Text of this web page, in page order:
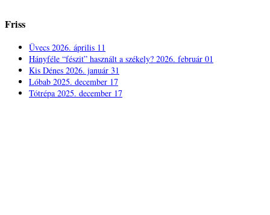
Friss
Üvecs 2026. április 11
Hányféle “fészit” használt a székely? 2026. február 01
Kis Dénes 2026. január 31
Lóbab 2025. december 17
Tótrépa 2025. december 17